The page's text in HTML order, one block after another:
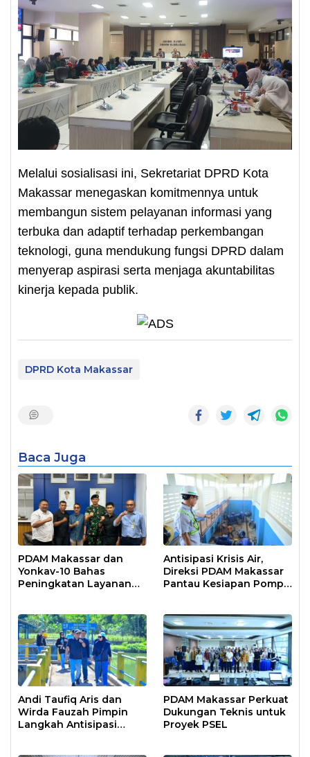
Melalui sosialisasi ini, Sekretariat DPRD Kota
Makassar menegaskan komitmennya untuk
membangun sistem pelayanan informasi yang
terbuka dan adaptif terhadap perkembangan
teknologi, guna mendukung fungsi DPRD dalam
menyerap aspirasi serta menjaga akuntabilitas
kinerja kepada publik.
DPRD Kota Makassar
Baca Juga
PDAM Makassar dan
Yonkav-10 Bahas
Peningkatan Layanan
Antisipasi Krisis Air,
Direksi PDAM Makassar
Pantau Kesiapan Pompa
Andi Taufiq Aris dan
Wirda Fauzah Pimpin
Langkah Antisipasi
PDAM Makassar Perkuat
Dukungan Teknis untuk
Proyek PSEL